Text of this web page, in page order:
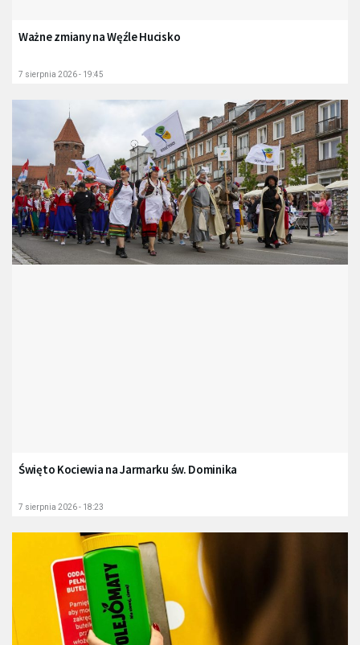
Ważne zmiany na Węźle Hucisko
7 sierpnia 2026 - 19:45
Święto Kociewia na Jarmarku św. Dominika
7 sierpnia 2026 - 18:23